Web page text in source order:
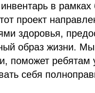
в рамках
проект
здоровья,
образ жизни.
поможет ребятам
себя